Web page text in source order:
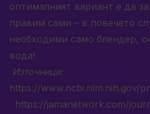
оптималният вариант е да
правим сами – в повечето
необходими само блендер,
вода!
Източници:
https://www.ncbi.nlm.nih.gov/
https://jamanetwork.com/